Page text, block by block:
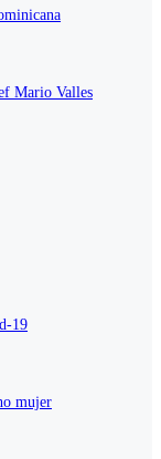
Mario Valles
19
mujer